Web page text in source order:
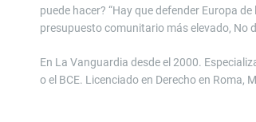
puede hacer? “Hay que defender Europa
presupuesto comunitario más elevado, No
En La Vanguardia desde el 2000.
o el BCE. Licenciado en Derecho en Roma,